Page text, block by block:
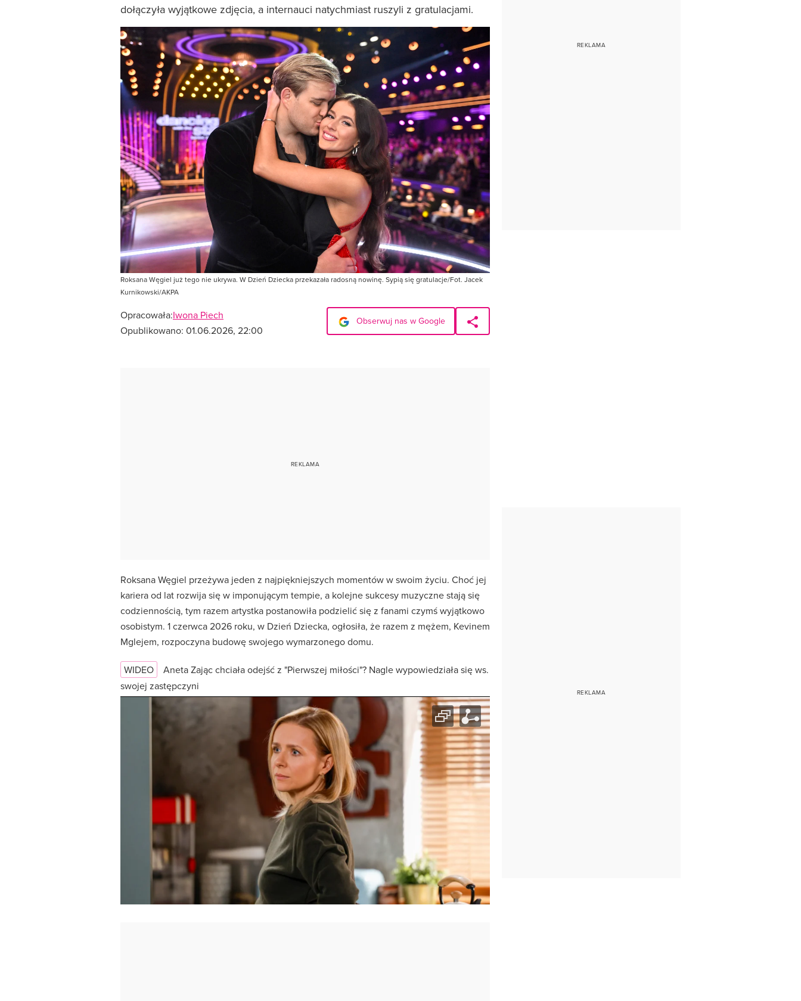
dołączyła wyjątkowe zdjęcia, a internauci natychmiast ruszyli z gratulacjami.
Roksana Węgiel już tego nie ukrywa. W Dzień Dziecka przekazała radosną nowinę. Sypią się gratulacje/Fot. Jacek
Kurnikowski/AKPA
Opracowała:Iwona Piech
Opublikowano: 01.06.2026, 22:00
Obserwuj nas w Google
Roksana Węgiel przeżywa jeden z najpiękniejszych momentów w swoim życiu. Choć jej
kariera od lat rozwija się w imponującym tempie, a kolejne sukcesy muzyczne stają się
codziennością, tym razem artystka postanowiła podzielić się z fanami czymś wyjątkowo
osobistym. 1 czerwca 2026 roku, w Dzień Dziecka, ogłosiła, że razem z mężem, Kevinem
Mglejem, rozpoczyna budowę swojego wymarzonego domu.
WIDEO
Aneta Zając chciała odejść z "Pierwszej miłości"? Nagle wypowiedziała się ws.
swojej zastępczyni